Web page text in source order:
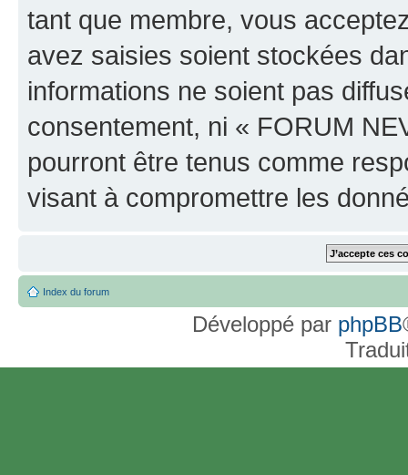
tant que membre, vous
avez saisies soient stockées
informations ne soient pas
consentement, ni « FORUM
pourront être tenus comme
visant à compromettre les
Index du forum
Développé par phpBB